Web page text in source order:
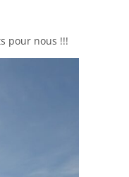
pour nous !!!